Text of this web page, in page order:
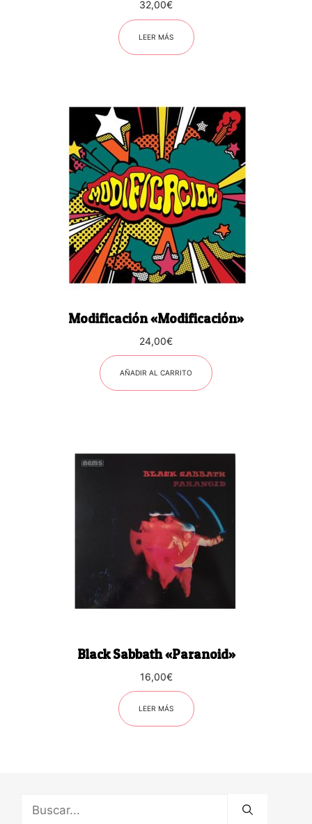
32,00€
LEER MÁS
Modificación «Modificación»
24,00€
AÑADIR AL CARRITO
Black Sabbath «Paranoid»
16,00€
LEER MÁS